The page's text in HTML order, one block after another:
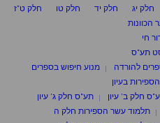
חלק יג חלק יד חלק טו
חלק ט"ז
הכוונות
חי
תע"ס
להורדה
מנוע חיפוש בספרים
בעיון
חלק ב' עיון
תע"ס חלק ג' עיון
תלמוד עשר הספירות חלק ה